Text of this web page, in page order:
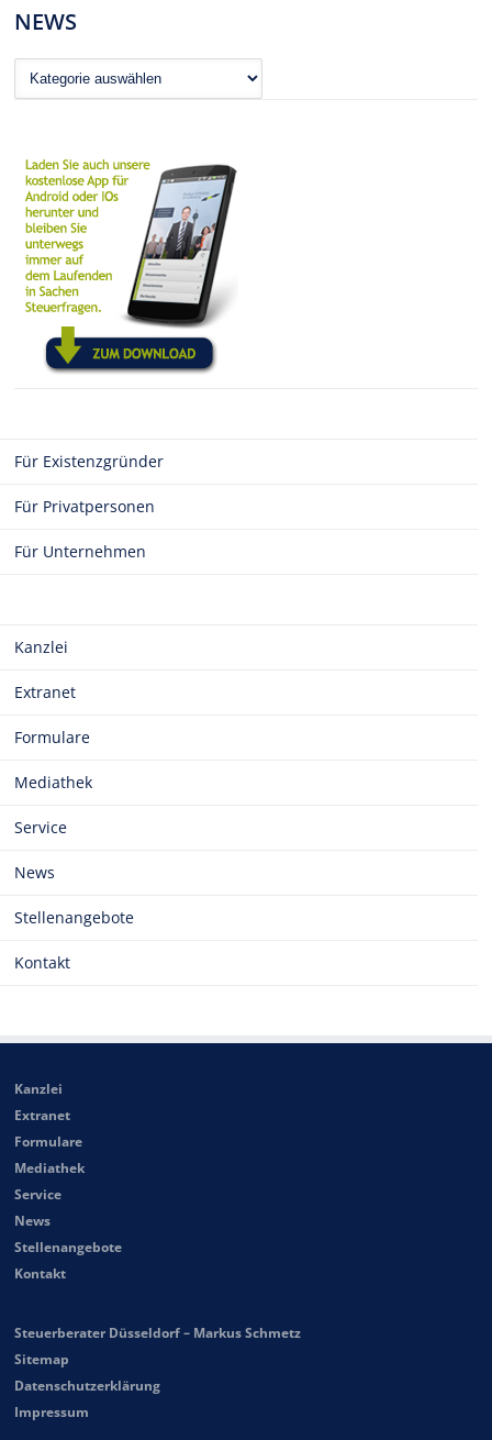
NEWS
News
Für Existenzgründer
Für Privatpersonen
Für Unternehmen
Kanzlei
Extranet
Formulare
Mediathek
Service
News
Stellenangebote
Kontakt
Kanzlei
Extranet
Formulare
Mediathek
Service
News
Stellenangebote
Kontakt
Steuerberater Düsseldorf – Markus Schmetz
Sitemap
Datenschutzerklärung
Impressum